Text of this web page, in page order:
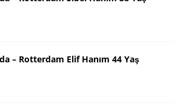
– Rotterdam Elif Hanım 44 Yaş